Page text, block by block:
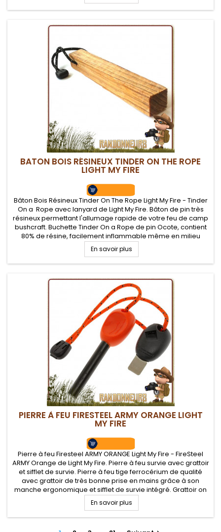
BATON BOIS RÉSINEUX TINDER ON THE ROPE
LIGHT MY FIRE
Bâton Bois Résineux Tinder On The Rope Light My Fire - Tinder
On a Rope avec lanyard de Light My Fire. Bâton de pin très
résineux permettant l'allumage rapide de votre feu de camp
bushcraft. Buchette Tinder On a Rope de pin Ocote, contient
80% de résine, facilement inflammable même en milieu
humide, flamme intense..
En savoir plus
PIERRE À FEU FIRESTEEL ARMY ORANGE LIGHT
MY FIRE
Pierre à feu Firesteel ARMY ORANGE Light My Fire - FireSteel
ARMY Orange de Light My Fire. Pierre à feu survie avec grattoir
et sifflet de survie. Pierre à feu tige ferrocérium de qualité
avec grattoir de très bonne prise en mains grâce à son
manche ergonomique et sifflet de survie intégré. Grattoir on
ne peux plus efficace pour de belles gerbes...
En savoir plus